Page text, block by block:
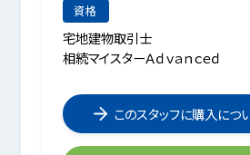
資格
宅地建物取引士
相続マイスターＡｄｖａｎｃｅｄ
このスタッフに購入につ